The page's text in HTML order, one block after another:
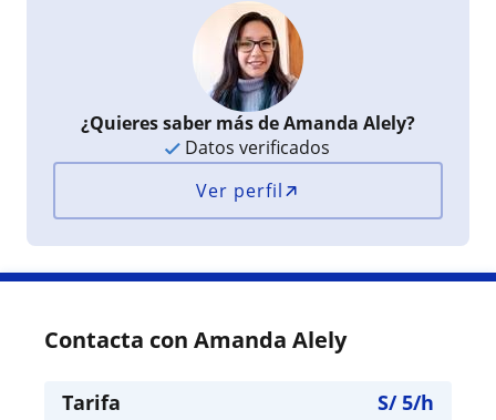
¿Quieres saber más de Amanda Alely?
Datos verificados
Ver perfil
Contacta con Amanda Alely
Tarifa S/5/h